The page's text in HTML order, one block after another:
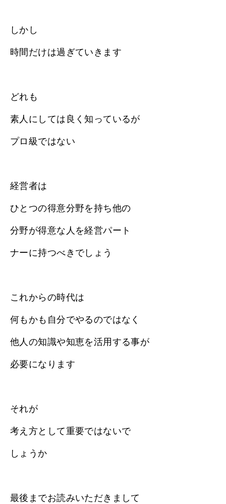
しかし
時間だけは過ぎていきます
どれも
素人にしては良く知っているが
プロ級ではない
経営者は
ひとつの得意分野を持ち他の
分野が得意な人を経営パート
ナーに持つべきでしょう
これからの時代は
何もかも自分でやるのではなく
他人の知識や知恵を活用する事が
必要になります
それが
考え方として重要ではないで
しょうか
最後までお読みいただきまして